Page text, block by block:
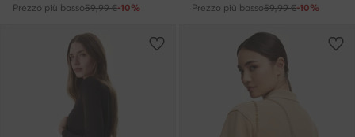
Prezzo più basso59,99 €-10%
Prezzo più basso59,99 €-10%